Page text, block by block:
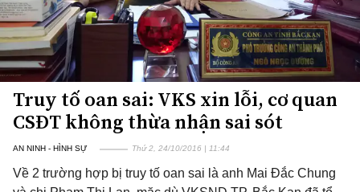
Truy tố oan sai: VKS xin lỗi, cơ quan
CSĐT không thừa nhận sai sót
AN NINH - HÌNH SỰ Thứ 2, 24/10/2016 | 11:44
Về 2 trường hợp bị truy tố oan sai là anh Mai Đắc Chung